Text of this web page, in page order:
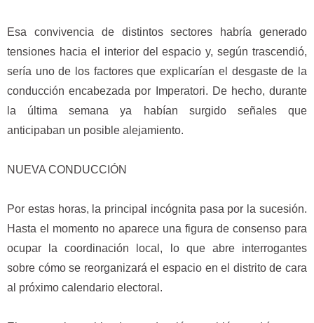
Esa convivencia de distintos sectores habría generado
tensiones hacia el interior del espacio y, según trascendió,
sería uno de los factores que explicarían el desgaste de la
conducción encabezada por Imperatori. De hecho, durante
la última semana ya habían surgido señales que
anticipaban un posible alejamiento.
NUEVA CONDUCCIÓN
Por estas horas, la principal incógnita pasa por la sucesión.
Hasta el momento no aparece una figura de consenso para
ocupar la coordinación local, lo que abre interrogantes
sobre cómo se reorganizará el espacio en el distrito de cara
al próximo calendario electoral.